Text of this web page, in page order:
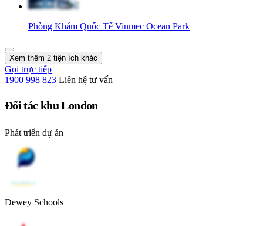
Phòng Khám Quốc Tế Vinmec Ocean Park
Xem thêm 2 tiện ích khác
Gọi trực tiếp
1900 998 823 Liên hệ tư vấn
Đối tác khu London
Phát triển dự án
Dewey Schools